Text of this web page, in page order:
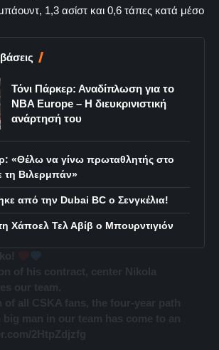
1,3 ασίστ και 0,6 τάπες κατά μέσο
Τόνι Πάρκερ: Αναδίπλωση για το
NBA Europe – Η διευκρινιστική
ανάρτησή του
«Θέλω να γίνω πρωταθλητής στο
τη Βιλερμπάν»
από την Dubai BC ο Σενγκέλια!
Χάποελ Τελ Αβίβ ο Μπουρντιγιόν